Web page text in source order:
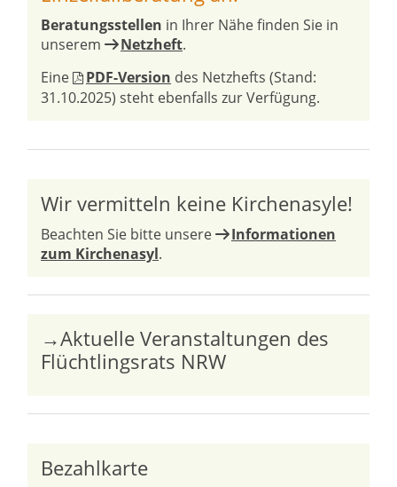
Beratungsstellen in Ihrer Nähe finden Sie in
unserem
Netzheft.
Eine
PDF-Version des Netzhefts (Stand:
31.10.2025) steht ebenfalls zur Verfügung.
Wir vermitteln keine Kirchenasyle!
Beachten Sie bitte unsere
Informationen
zum Kirchenasyl.
→Aktuelle Veranstaltungen des
Flüchtlingsrats NRW
Bezahlkarte